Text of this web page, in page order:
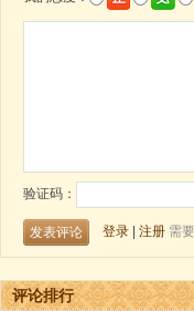
评论排行